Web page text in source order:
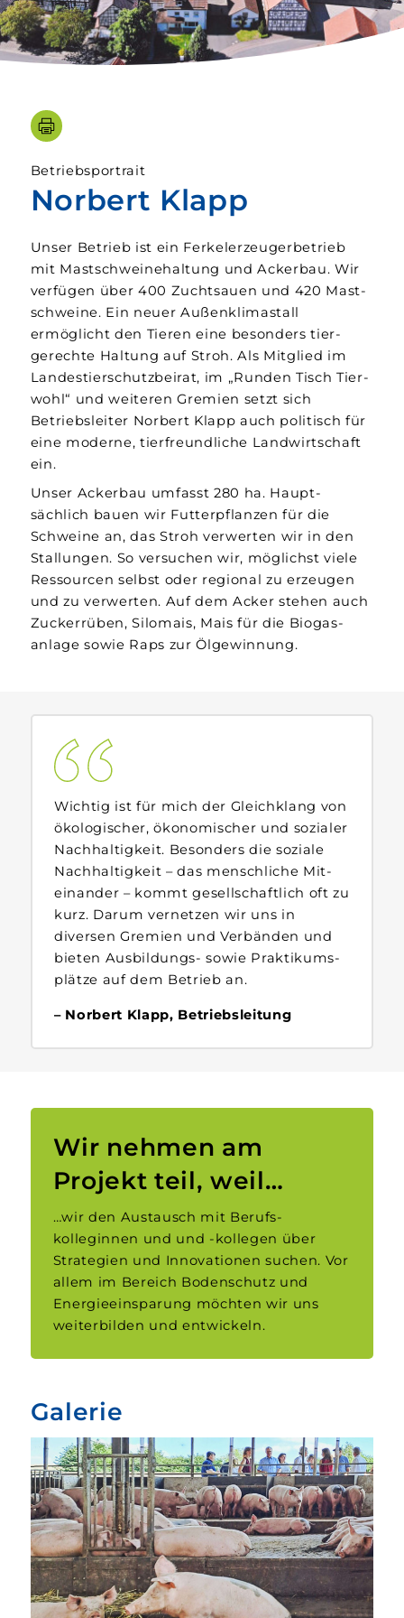
Betriebsportrait
Norbert Klapp
Unser Betrieb ist ein Ferkel­erzeuger­betrieb
mit Mast­schweine­haltung und Acker­bau. Wir
verfügen über 400 Zucht­sauen und 420 Mast­
schweine. Ein neuer Außen­klima­stall
ermöglicht den Tieren eine besonders tier­
gerechte Haltung auf Stroh. Als Mit­glied im
Landes­tierschutz­beirat, im „Runden Tisch Tier­
wohl“ und weiteren Gremien setzt sich
Betriebs­leiter Norbert Klapp auch politisch für
eine moderne, tier­freundliche Land­wirtschaft
ein.
Unser Acker­bau umfasst 280 ha. Haupt­
sächlich bauen wir Futter­pflanzen für die
Schweine an, das Stroh verwerten wir in den
Stallungen. So versuchen wir, möglichst viele
Ressourcen selbst oder regional zu erzeugen
und zu verwerten. Auf dem Acker stehen auch
Zucker­rüben, Silo­mais, Mais für die Biogas­
anlage sowie Raps zur Öl­gewinnung.
Wichtig ist für mich der Gleich­klang von
ökologischer, ökonomischer und sozialer
Nach­haltigkeit. Besonders die soziale
Nach­haltigkeit – das menschliche Mit­
einander – kommt gesellschaftlich oft zu
kurz. Darum vernetzen wir uns in
diversen Gremien und Verbänden und
bieten Ausbildungs- sowie Praktikums­
plätze auf dem Betrieb an.
Norbert Klapp, Betriebsleitung
Wir nehmen am
Projekt teil, weil…
…wir den Austausch mit Berufs­
kolleginnen und und -kollegen über
Strategien und Innovationen suchen. Vor
allem im Bereich Boden­schutz und
Energie­einsparung möchten wir uns
weiter­bilden und entwickeln.
Galerie